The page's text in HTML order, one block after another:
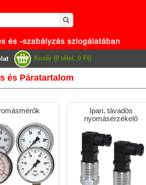
Kosár (0 tétel, 0 Ft)
és Páratartalom
Ipari, távadós
nyomásérzékelő